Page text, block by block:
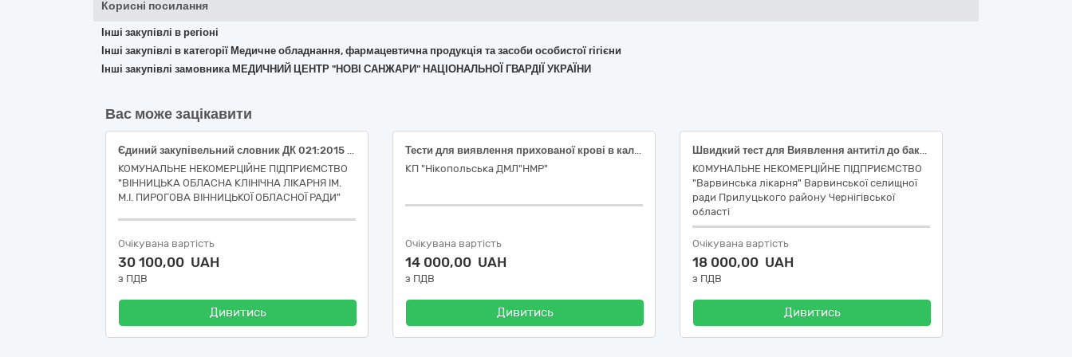
Корисні посилання
Інші закупівлі в регіоні
Інші закупівлі в категорії Медичне обладнання, фармацевтична продукція та засоби особистої гігієни
Інші закупівлі замовника МЕДИЧНИЙ ЦЕНТР "НОВІ САНЖАРИ" НАЦІОНАЛЬНОЇ ГВАРДІЇ УКРАЇНИ
Вас може зацікавити
Єдиний закупівельний словник ДК 021:2015 - 33120000-7 Системи реєстрації медичної інформації та дослідне обладнання (Тест-смужки до глюкометра: Bionime Rightest Elsa, об’єм зразка 0.7–0.8 мкл, час визначення 3–10 с, діапазон вимірювання 0.6–33.3 ммоль/л (НК 024:2023 53304 Глюкоза IVD (діагностика in vitro), набір, колориметрична тест-стрічка, експрес-аналіз; НК 031: 2024 - W0101060101 ТЕСТ-СМУЖКИ ДЛЯ ВИМІРЮВАННЯ РІВНЯ ГЛЮКОЗИ)
КОМУНАЛЬНЕ НЕКОМЕРЦІЙНЕ ПІДПРИЄМСТВО
"ВІННИЦЬКА ОБЛАСНА КЛІНІЧНА ЛІКАРНЯ ІМ.
М.І. ПИРОГОВА ВІННИЦЬКОЇ ОБЛАСНОЇ РАДИ"
Очікувана вартість
30 100,00 UAH
з ПДВ
Дивитись
Тести для виявлення прихованої крові в калі: матеріал дослідження: фекалії, формат тесту: тест-карта, тест-касета, чутливість: 96.4-100%
КП "Нікопольська ДМЛ"НМР"
Очікувана вартість
14 000,00 UAH
з ПДВ
Дивитись
Швидкий тест для Виявлення антитіл до бактерії сифілісу, матеріал дослідження : Цільна кров, формат тесту: Тест-касета, специфічність від : 95 %, чутливість від : 95 %; Тести швидкі для визначення інфекційних захворювань: Призначення: виявлення антитіл до вірусу гепатиту С, вірусу гепатиту В, вірусу ВІЛ-1, вірусу ВІЛ-2, бактерії сифілісу, цільна кров, специфічність від 95%, чутливість від 95%, Тест-касета
КОМУНАЛЬНЕ НЕКОМЕРЦІЙНЕ ПІДПРИЄМСТВО
"Варвинська лікарня" Варвинської селищної
ради Прилуцького району Чернігівської
області
Очікувана вартість
18 000,00 UAH
з ПДВ
Дивитись